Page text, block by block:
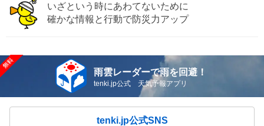
いざという時にあわてないために
確かな情報と行動で防災力アップ
雨雲レーダーで雨を回避！
tenki.jp公式 天気予報アプリ
tenki.jp公式SNS